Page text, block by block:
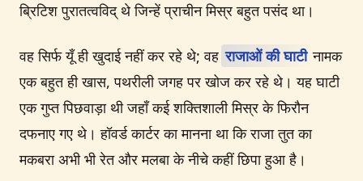
ब्रिटिश पुरातत्वविद् थे जिन्हें प्राचीन मिस्र बहुत पसंद था।
वह सिर्फ यूँ ही खुदाई नहीं कर रहे थे; वह राजाओं की घाटी नामक
एक बहुत ही खास, पथरीली जगह पर खोज कर रहे थे। यह घाटी
एक गुप्त पिछवाड़ा थी जहाँ कई शक्तिशाली मिस्र के फिरौन
दफनाए गए थे। हॉवर्ड कार्टर का मानना था कि राजा तुत का
मकबरा अभी भी रेत और मलबा के नीचे कहीं छिपा हुआ है।